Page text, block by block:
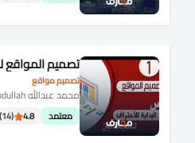
تصميم مواقع
تصميم المواقع
محمد عبدالله Mohamed Abdullah
معتمد 4.8
(14)